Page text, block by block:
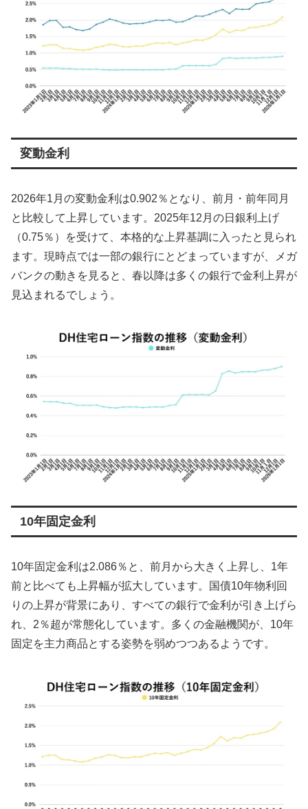
変動金利
2026年1月の変動金利は0.902％となり、前月・前年同月
と比較して上昇しています。2025年12月の日銀利上げ
（0.75％）を受けて、本格的な上昇基調に入ったと見られ
ます。現時点では一部の銀行にとどまっていますが、メガ
バンクの動きを見ると、春以降は多くの銀行で金利上昇が
見込まれるでしょう。
10年固定金利
10年固定金利は2.086％と、前月から大きく上昇し、1年
前と比べても上昇幅が拡大しています。国債10年物利回
りの上昇が背景にあり、すべての銀行で金利が引き上げら
れ、2％超が常態化しています。多くの金融機関が、10年
固定を主力商品とする姿勢を弱めつつあるようです。